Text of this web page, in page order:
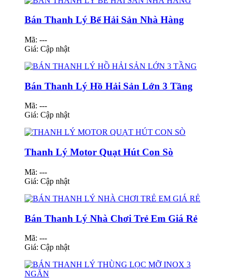
Bán Thanh Lý Bể Hải Sản Nhà Hàng
Mã: ---
Giá: Cập nhật
Bán Thanh Lý Hồ Hải Sản Lớn 3 Tầng
Mã: ---
Giá: Cập nhật
Thanh Lý Motor Quạt Hút Con Sò
Mã: ---
Giá: Cập nhật
Bán Thanh Lý Nhà Chơi Trẻ Em Giá Rẻ
Mã: ---
Giá: Cập nhật